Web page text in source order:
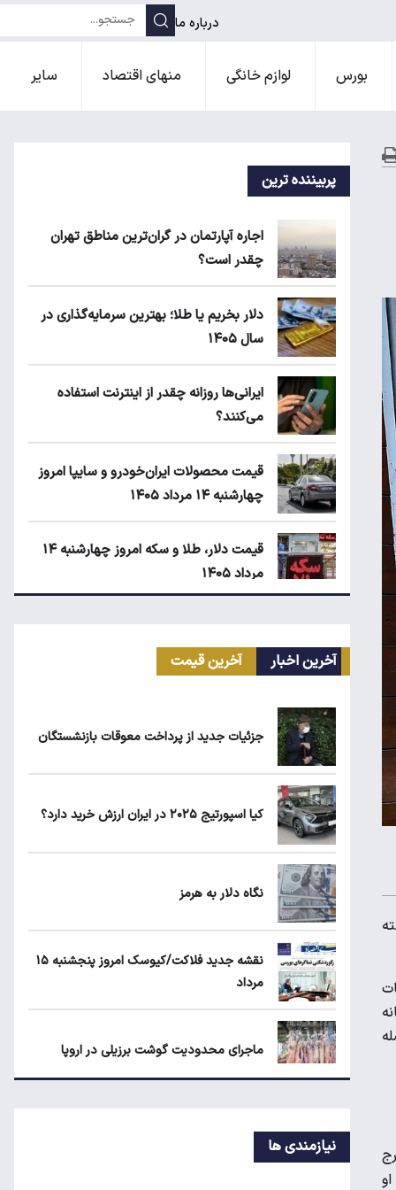
درباره ما
بورس لوازم خانگی منهای اقتصاد سایر
که فاصله
است. او
پربیننده ترین
اجاره آپارتمان در گران‌ترین مناطق تهران
چقدر است؟
دلار بخریم یا طلا؛ بهترین سرمایه‌گذاری در
سال ۱۴۰۵
ایرانی‌ها روزانه چقدر از اینترنت استفاده
می‌کنند؟
قیمت محصولات ایران‌خودرو و سایپا امروز
چهارشنبه ۱۴ مرداد ۱۴۰۵
قیمت دلار، طلا و سکه امروز چهارشنبه ۱۴
مرداد ۱۴۰۵
تا پاییز
عدالت چیست؟
۲
زمانبندی‌ شارژ کالابرگ الکترونیکی تغییر کرد
آخرین اخبار آخرین قیمت
جزئیات جدید از پرداخت معوقات بازنشستگان
کیا اسپورتیج ۲۰۲۵ در ایران ارزش خرید دارد؟
نگاه دلار به هرمز
نقشه جدید فلاکت/کیوسک امروز پنجشنبه ۱۵
مرداد
ماجرای محدودیت گوشت برزیلی در اروپا
نیازمندی ها